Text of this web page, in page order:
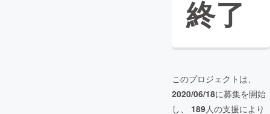
終了
このプロジェクトは、
2020/06/18に募集を開始
し、 189人の支援により